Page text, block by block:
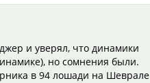
и уверял, что динамики
но сомнения были.
в 94 лошади на Шеврале